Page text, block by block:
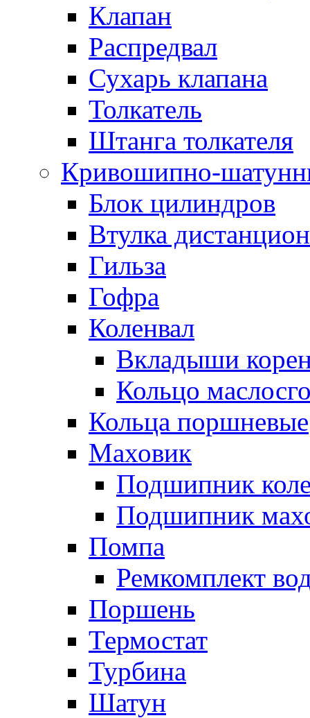
Клапан
Распредвал
Сухарь клапана
Толкатель
Штанга толкателя
Кривошипно-
Блок цилиндров
Втулка
Гильза
Гофра
Коленвал
Вкладыши
Кольцо
Кольца поршневые
Маховик
Подшипник
Подшипник
Помпа
Ремкомплект
Поршень
Термостат
Турбина
Шатун